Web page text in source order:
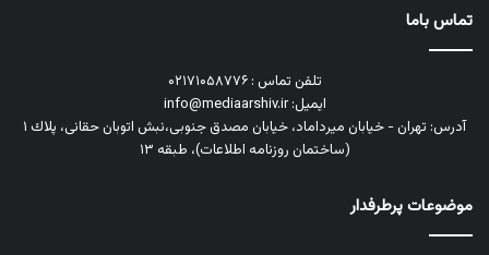
تماس باما
تلفن تماس : ۰۲۱۷۱۰۵۸۷۷۶
ایمیل: info@mediaarshiv.ir
آدرس: تهران - خیابان میرداماد، خیابان مصدق جنوبی،نبش اتوبان حقانی، پلاك ١
(ساختمان روزنامه اطلاعات)، طبقه ۱۳
موضوعات پرطرفدار